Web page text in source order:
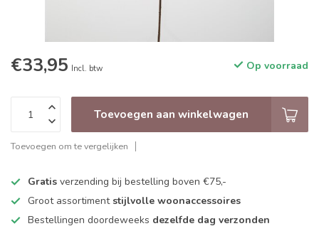
€33,95 Incl. btw Op voorraad
Toevoegen aan winkelwagen
Toevoegen om te vergelijken
Gratis verzending bij bestelling boven €75,-
Groot assortiment stijlvolle woonaccessoires
Bestellingen doordeweeks dezelfde dag verzonden